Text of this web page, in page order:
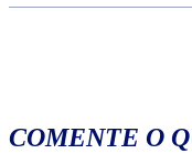
COMENTE O